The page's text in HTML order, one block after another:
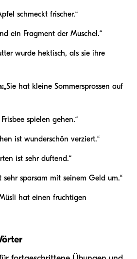
schmeckt frischer.“
ein Fragment der Muschel.“
wurde hektisch, als sie ihre
„Sie hat kleine Sommersprossen auf
Frisbee spielen gehen.“
ist wunderschön verziert.“
ist sehr duftend.“
sehr sparsam mit seinem Geld um.“
hat einen fruchtigen